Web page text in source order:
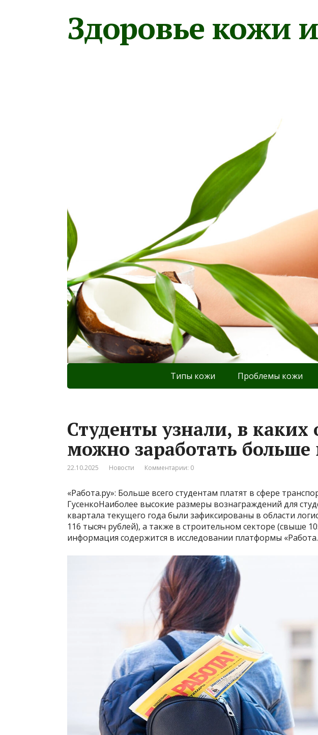
Здоровье кожи
Типы кожи Проблемы кожи
Студенты узнали, в каких
можно заработать больше
22.10.2025 Новости Комментарии: 0
«Работа.ру»: Больше всего студентам платят в сфере
ГусенкоНаиболее высокие размеры вознаграждений для
квартала текущего года были зафиксированы в области
116 тысяч рублей), а также в строительном секторе (свыше
информация содержится в исследовании платформы